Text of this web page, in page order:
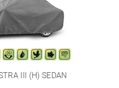
III (H) SEDAN